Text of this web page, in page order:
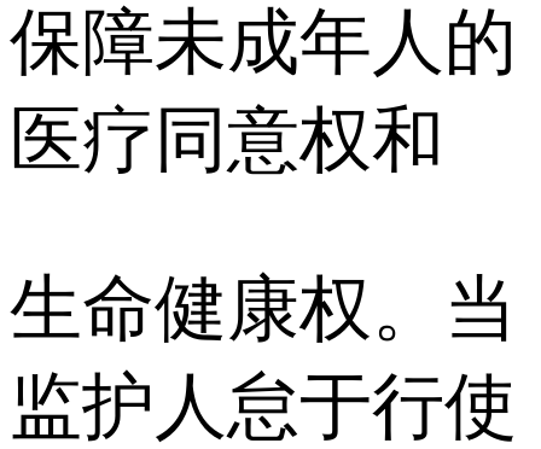
保障未成年人的
医疗同意权和
生命健康权。当
监护人怠于行使